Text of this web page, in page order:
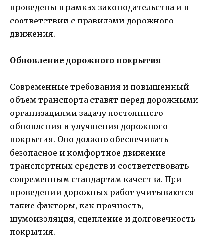
проведены в рамках законодательства и в
соответствии с правилами дорожного
движения.
Обновление дорожного покрытия
Современные требования и повышенный
объем транспорта ставят перед дорожными
организациями задачу постоянного
обновления и улучшения дорожного
покрытия. Оно должно обеспечивать
безопасное и комфортное движение
транспортных средств и соответствовать
современным стандартам качества. При
проведении дорожных работ учитываются
такие факторы, как прочность,
шумоизоляция, сцепление и долговечность
покрытия.